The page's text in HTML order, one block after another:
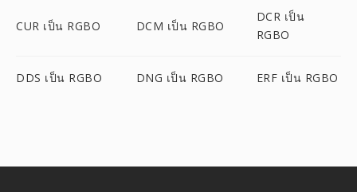
CUR เป็น RGBO DCM เป็น RGBO
DCR เป็น
RGBO
DDS เป็น RGBO DNG เป็น RGBO ERF เป็น RGBO